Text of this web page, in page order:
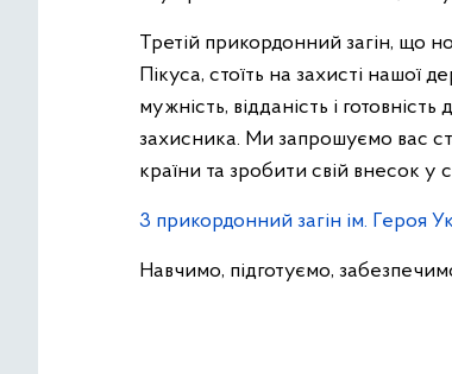
Третій прикордонний загін, що
Пікуса, стоїть на захисті нашої
мужність, відданість і
захисника. Ми запрошуємо вас
країни та зробити свій внесок у
3 прикордонний загін ім. Героя
Навчимо, підготуємо,